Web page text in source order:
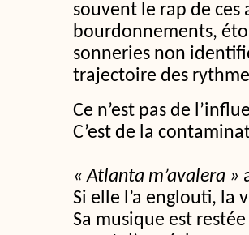
souvent le rap de
bourdonnements,
sonneries non
trajectoire des
Ce n’est pas de
C’est de la
« Atlanta m’avalera »
Si elle l’a englouti, la
Sa musique est